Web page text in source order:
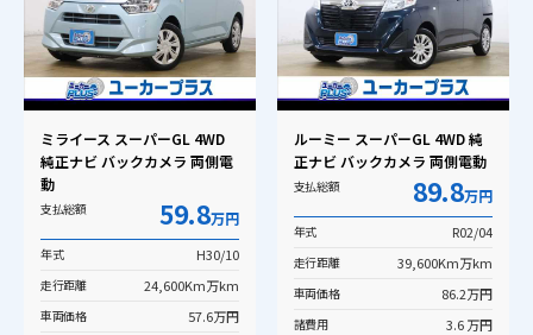
ミライース スーパーGL 4WD
純正ナビ バックカメラ 両側電
動
支払総額 59.8万円
年式 H30/10
走行距離 24,600Km万km
車両価格 57.6万円
ルーミー スーパーGL 4WD 純
正ナビ バックカメラ 両側電動
支払総額 89.8万円
年式 R02/04
走行距離 39,600Km万km
車両価格 86.2万円
諸費用 3.6 万円